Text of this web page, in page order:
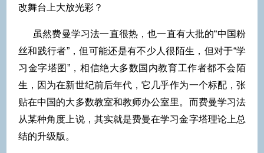
改舞台上大放光彩？
虽然费曼学习法一直很热，也一直有大批的“中国粉
丝和践行者”，但可能还是有不少人很陌生，但对于“学
习金字塔图”，相信绝大多数国内教育工作者都不会陌
生，因为在新世纪前后年代，它几乎作为一个标配，张
贴在中国的大多数教室和教师办公室里。而费曼学习法
从某种角度上说，其实就是费曼在学习金字塔理论上总
结的升级版。